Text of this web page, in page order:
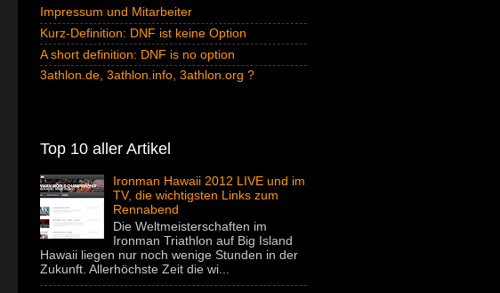
Impressum und Mitarbeiter
Kurz-Definition: DNF ist keine Option
A short definition: DNF is no option
3athlon.de, 3athlon.info, 3athlon.org ?
Top 10 aller Artikel
Ironman Hawaii 2012 LIVE und im
TV, die wichtigsten Links zum
Rennabend
Die Weltmeisterschaften im
Ironman Triathlon auf Big Island
Hawaii liegen nur noch wenige Stunden in der
Zukunft. Allerhöchste Zeit die wi...